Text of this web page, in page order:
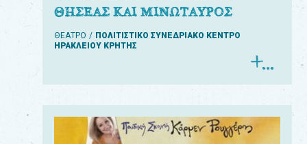
ΘΗΣΕΑΣ ΚΑΙ ΜΙΝΩΤΑΥΡΟΣ
ΘΕΑΤΡΟ
ΠΟΛΙΤΙΣΤΙΚΟ ΣΥΝΕΔΡΙΑΚΟ ΚΕΝΤΡΟ
ΗΡΑΚΛΕΙΟΥ ΚΡΗΤΗΣ